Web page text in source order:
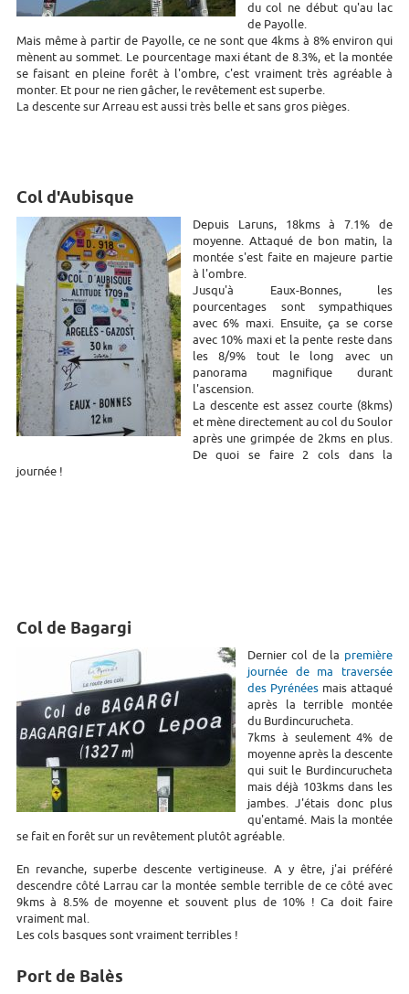
du col ne début qu'au lac
de Payolle.
Mais même à partir de Payolle, ce ne sont que 4kms à 8% environ qui
mènent au sommet. Le pourcentage maxi étant de 8.3%, et la montée
se faisant en pleine forêt à l'ombre, c'est vraiment très agréable à
monter. Et pour ne rien gâcher, le revêtement est superbe.
La descente sur Arreau est aussi très belle et sans gros pièges.
Col d'Aubisque
Depuis Laruns, 18kms à 7.1% de
moyenne. Attaqué de bon matin, la
montée s'est faite en majeure partie
à l'ombre.
Jusqu'à Eaux-Bonnes, les
pourcentages sont sympathiques
avec 6% maxi. Ensuite, ça se corse
avec 10% maxi et la pente reste dans
les 8/9% tout le long avec un
panorama magnifique durant
l'ascension.
La descente est assez courte (8kms)
et mène directement au col du Soulor
après une grimpée de 2kms en plus.
De quoi se faire 2 cols dans la
journée !
Col de Bagargi
Dernier col de la première
journée de ma traversée
des Pyrénéesmais attaqué
après la terrible montée
du Burdincurucheta.
7kms à seulement 4% de
moyenne après la descente
qui suit le Burdincurucheta
mais déjà 103kms dans les
jambes. J'étais donc plus
qu'entamé. Mais la montée
se fait en forêt sur un revêtement plutôt agréable.
En revanche, superbe descente vertigineuse. A y être, j'ai préféré
descendre côté Larrau car la montée semble terrible de ce côté avec
9kms à 8.5% de moyenne et souvent plus de 10% ! Ca doit faire
vraiment mal.
Les cols basques sont vraiment terribles !
Port de Balès